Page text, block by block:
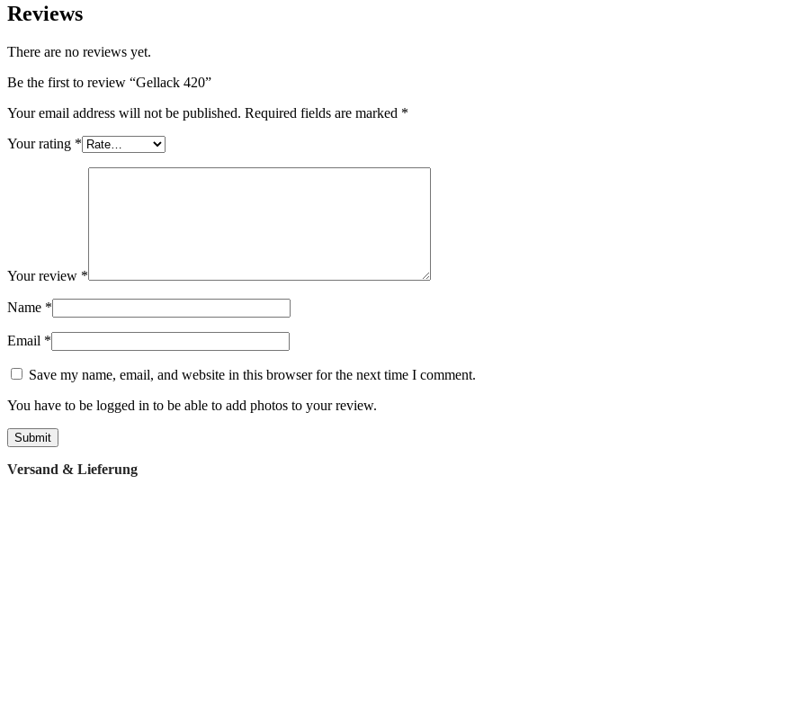
Reviews
There are no reviews yet.
Be the first to review “Gellack 420”
Your email address will not be published. Required fields are marked *
Your rating *
Your review *
Name *
Email *
Save my name, email, and website in this browser for the next time I comment.
You have to be logged in to be able to add photos to your review.
Versand & Lieferung